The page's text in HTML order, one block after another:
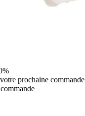
prochaine commande